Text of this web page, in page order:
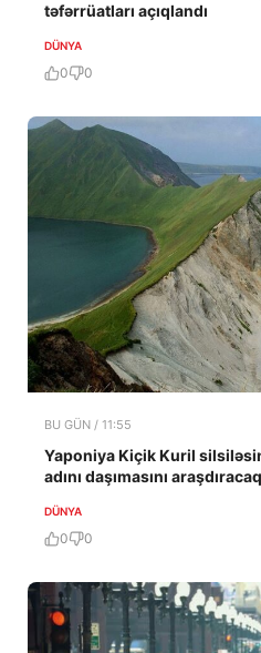
təfərrüatları açıqlandı
DÜNYA
0 0
BU GÜN / 11:55
Yaponiya Kiçik Kuril
adını daşımasını araşdıracaq
DÜNYA
0 0